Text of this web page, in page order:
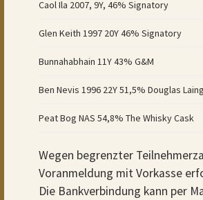
Caol Ila 2007, 9Y, 46% Signatory
Glen Keith 1997 20Y 46% Signatory
Bunnahabhain 11Y 43% G&M
Ben Nevis 1996 22Y 51,5% Douglas Laing
Peat Bog NAS 54,8% The Whisky Cask
Wegen begrenzter
Voranmeldung mit Vorkasse
Die Bankverbindung kann per